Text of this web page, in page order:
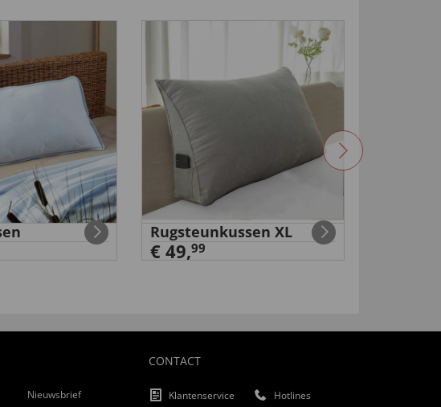
Rugsteunkussen XL
€ 49,99
Nieuwsbrief
CONTACT
Klantenservice
Hotlines